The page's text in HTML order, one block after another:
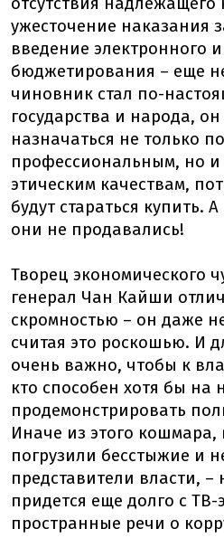
ужесточение наказания
введение электронного
бюджетирования – еще
чиновник стал по-
государства и народа,
назначаться не только
профессиональным, но
этическим качествам,
будут стараться купить.
они не продавались!
Творец экономического
генерал Чан Кайши
скромностью – он даже
считая это роскошью. И
очень важно, чтобы к
кто способен хотя бы на
продемонстрировать
Иначе из этого кошмара,
погрузили бесстыжие и
представители власти, –
придется еще долго с
пространные речи о